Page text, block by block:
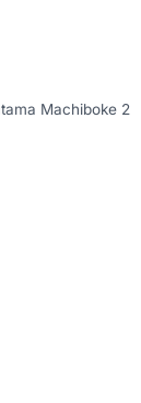
Machiboke 2